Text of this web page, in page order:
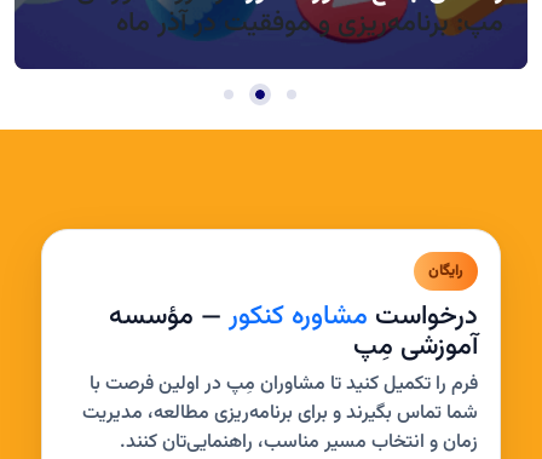
مپ: برنامه‌ریزی و موفقیت در آذر ماه
رایگان
درخواست مشاوره کنکور— مؤسسه
آموزشی مِپ
فرم را تکمیل کنید تا مشاوران مِپ در اولین فرصت با
شما تماس بگیرند و برای برنامه‌ریزی مطالعه، مدیریت
زمان و انتخاب مسیر مناسب، راهنمایی‌تان کنند.